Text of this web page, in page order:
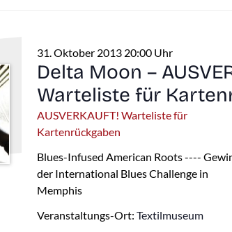
31. Oktober 2013 20:00 Uhr
Delta Moon –
Warteliste für
AUSVERKAUFT! Warteliste für
Kartenrückgaben
Blues-Infused American Roots ----
der International Blues Challenge in
Memphis
Veranstaltungs-Ort:Textilmuseum